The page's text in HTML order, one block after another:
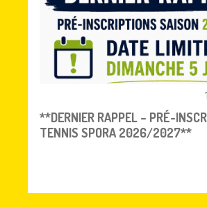
**DERNIER RAPPEL – PRÉ-
TENNIS SPORA 2026/2027**